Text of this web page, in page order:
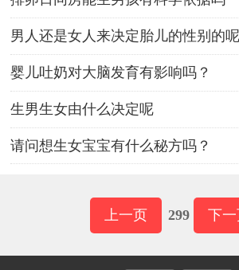
男人还是女人来决定胎儿的性别的呢
婴儿吐奶对大脑发育有影响吗？
生男生女由什么决定呢
请问想生女宝宝有什么秘方吗？
上一页 299 下一